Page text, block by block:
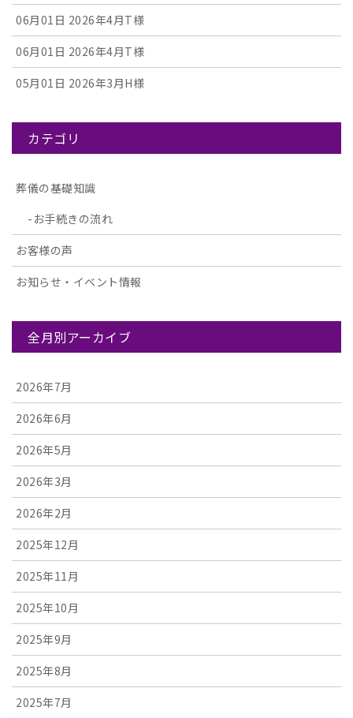
06月01日 2026年4月T様
06月01日 2026年4月T様
05月01日 2026年3月H様
カテゴリ
葬儀の基礎知識
お手続きの流れ
お客様の声
お知らせ・イベント情報
全月別アーカイブ
2026年7月
2026年6月
2026年5月
2026年3月
2026年2月
2025年12月
2025年11月
2025年10月
2025年9月
2025年8月
2025年7月